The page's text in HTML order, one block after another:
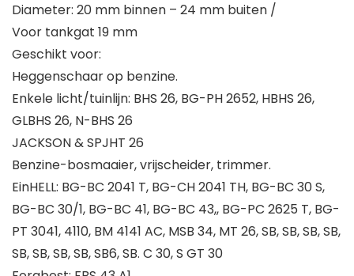
Diameter: 20 mm binnen – 24 mm buiten /
Voor tankgat 19 mm
Geschikt voor:
Heggenschaar op benzine.
Enkele licht/tuinlijn: BHS 26, BG-PH 2652, HBHS 26,
GLBHS 26, N-BHS 26
JACKSON & SPJHT 26
Benzine-bosmaaier, vrijscheider, trimmer.
EinHELL: BG-BC 2041 T, BG-CH 2041 TH, BG-BC 30 S,
BG-BC 30/1, BG-BC 41, BG-BC 43,, BG-PC 2625 T, BG-
PT 3041, 4110, BM 4141 AC, MSB 34, MT 26, SB, SB, SB, SB,
SB, SB, SB, SB, SB6, SB. C 30, S GT 30